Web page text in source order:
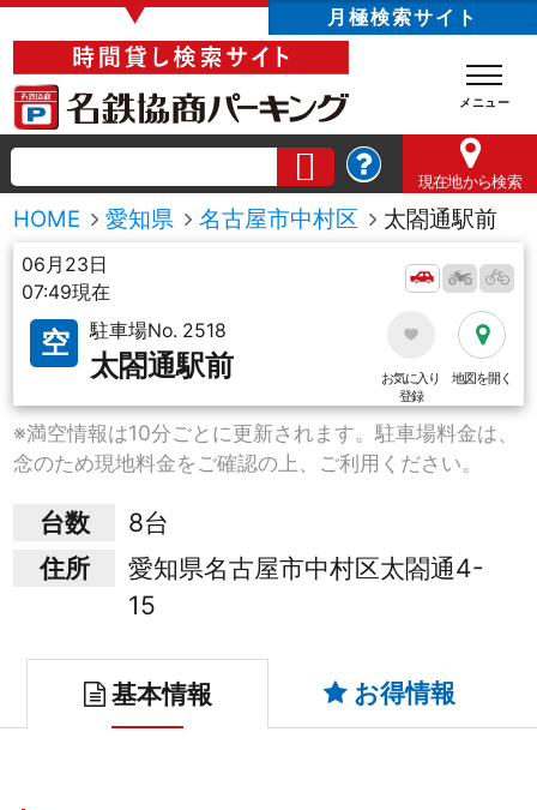
▼ 月極検索サイト
現在地から検索
HOME 愛知県 名古屋市中村区 太閤通駅前
06月23日
07:49現在
空 駐車場No. 2518
太閤通駅前
お気に入り
登録
地図を開く
※満空情報は10分ごとに更新されます。駐車場料金は、
念のため現地料金をご確認の上、ご利用ください。
台数
8台
住所
愛知県名古屋市中村区太閤通4-
15
基本情報 お得情報